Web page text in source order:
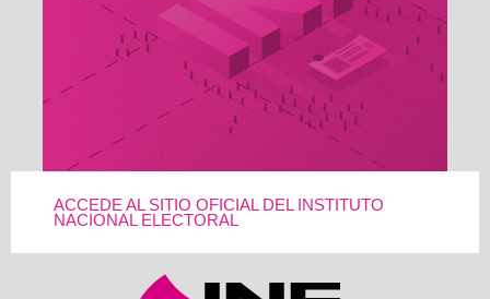
ACCEDE AL SITIO OFICIAL DEL INSTITUTO
NACIONAL ELECTORAL